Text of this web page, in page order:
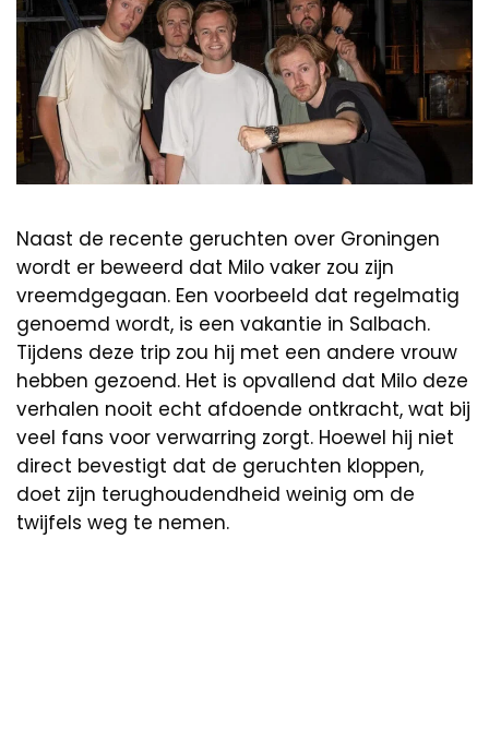
Naast de recente geruchten over Groningen
wordt er beweerd dat Milo vaker zou zijn
vreemdgegaan. Een voorbeeld dat regelmatig
genoemd wordt, is een vakantie in Salbach.
Tijdens deze trip zou hij met een andere vrouw
hebben gezoend. Het is opvallend dat Milo deze
verhalen nooit echt afdoende ontkracht, wat bij
veel fans voor verwarring zorgt. Hoewel hij niet
direct bevestigt dat de geruchten kloppen,
doet zijn terughoudendheid weinig om de
twijfels weg te nemen.